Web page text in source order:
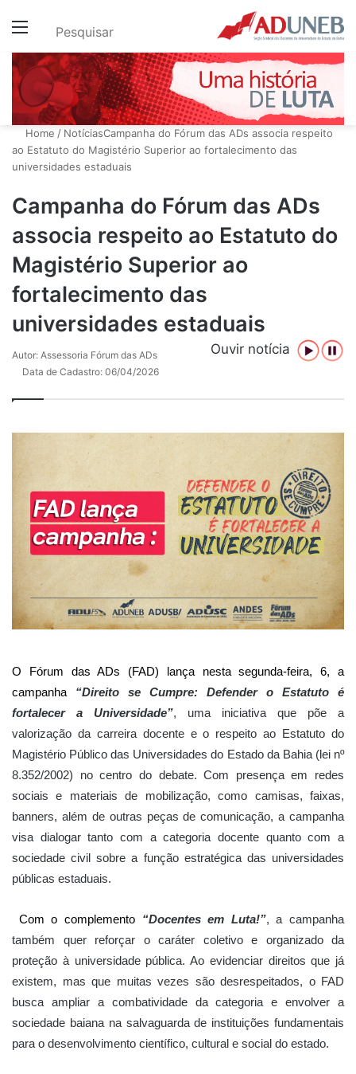
Menu Pesquisar
Home / NotíciasCampanha do Fórum das ADs associa respeito
ao Estatuto do Magistério Superior ao fortalecimento das
universidades estaduais
Campanha do Fórum das ADs
associa respeito ao Estatuto do
Magistério Superior ao
fortalecimento das
universidades estaduais
Ouvir notícia
Autor: Assessoria Fórum das ADs
Data de Cadastro: 06/04/2026
O Fórum das ADs (FAD) lança nesta segunda-feira, 6, a
campanha “Direito se Cumpre: Defender o Estatuto é
fortalecer a Universidade”, uma iniciativa que põe a
valorização da carreira docente e o respeito ao Estatuto do
Magistério Público das Universidades do Estado da Bahia (lei nº
8.352/2002) no centro do debate. Com presença em redes
sociais e materiais de mobilização, como camisas, faixas,
banners, além de outras peças de comunicação, a campanha
visa dialogar tanto com a categoria docente quanto com a
sociedade civil sobre a função estratégica das universidades
públicas estaduais.
Com o complemento “Docentes em Luta!”, a campanha
também quer reforçar o caráter coletivo e organizado da
proteção à universidade pública. Ao evidenciar direitos que já
existem, mas que muitas vezes são desrespeitados, o FAD
busca ampliar a combatividade da categoria e envolver a
sociedade baiana na salvaguarda de instituições fundamentais
para o desenvolvimento científico, cultural e social do estado.